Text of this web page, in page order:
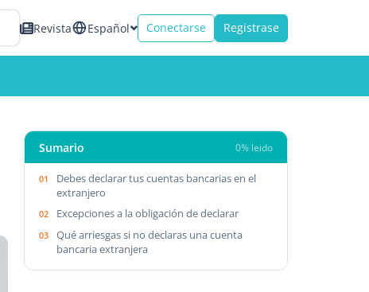
Revista Español Conectarse Registrase
Sumario 0% leido
Debes declarar tus cuentas bancarias en el
extranjero
Excepciones a la obligación de declarar
Qué arriesgas si no declaras una cuenta
bancaria extranjera